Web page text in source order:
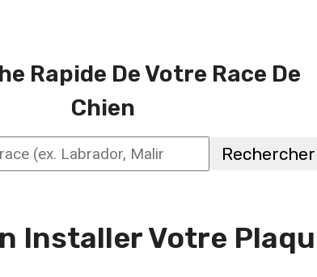
Rapide De Votre Race De
Chien
Rechercher
Installer Votre